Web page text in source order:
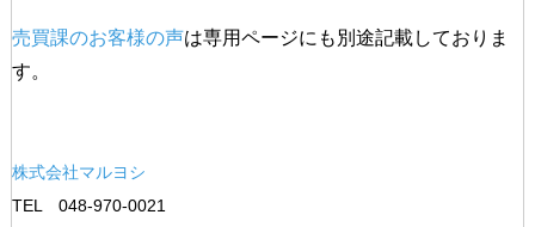
売買課のお客様の声は専用ページにも別途記載しておりま
す。
株式会社マルヨシ
TEL 048-970-0021